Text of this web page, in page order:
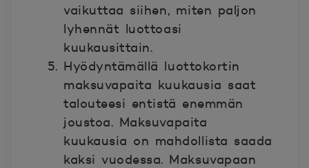
vaikuttaa siihen, miten paljon
lyhennät luottoasi
kuukausittain.
Hyödyntämällä luottokortin
maksuvapaita kuukausia saat
talouteesi entistä enemmän
joustoa. Maksuvapaita
kuukausia on mahdollista saada
kaksi vuodessa. Maksuvapaan